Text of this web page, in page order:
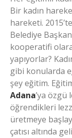
Bir kadın
hareketi.
Belediye
kooperatifi
yapıyorlar?
gibi konularda
şey eğitim.
Adana’ya özgü
öğrendikleri
üretmeye
çatısı altında